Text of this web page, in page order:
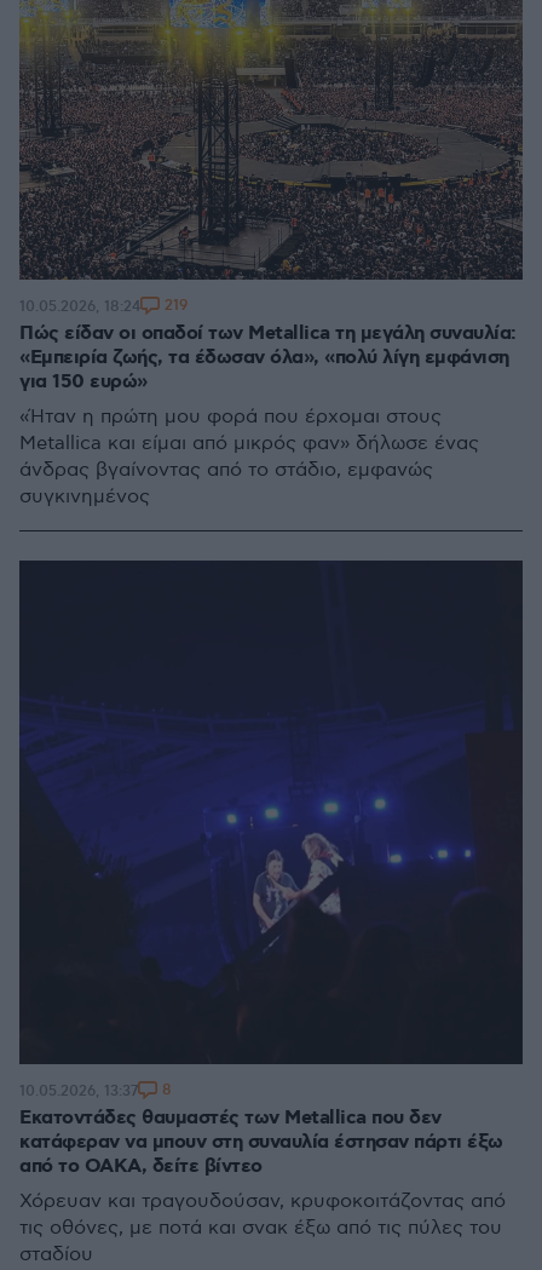
Πώς είδαν οι οπαδοί των Metallica τη μεγάλη συναυλία:
«Εμπειρία ζωής, τα έδωσαν όλα», «πολύ λίγη εμφάνιση
για 150 ευρώ»
«Ήταν η πρώτη μου φορά που έρχομαι στους
Metallica και είμαι από μικρός φαν» δήλωσε ένας
άνδρας βγαίνοντας από το στάδιο, εμφανώς
συγκινημένος
10.05.2026, 18:24 219
Εκατοντάδες θαυμαστές των Metallica που δεν
κατάφεραν να μπουν στη συναυλία έστησαν πάρτι έξω
από το ΟΑΚΑ, δείτε βίντεο
Χόρευαν και τραγουδούσαν, κρυφοκοιτάζοντας από
τις οθόνες, με ποτά και σνακ έξω από τις πύλες του
σταδίου
10.05.2026, 13:37 8